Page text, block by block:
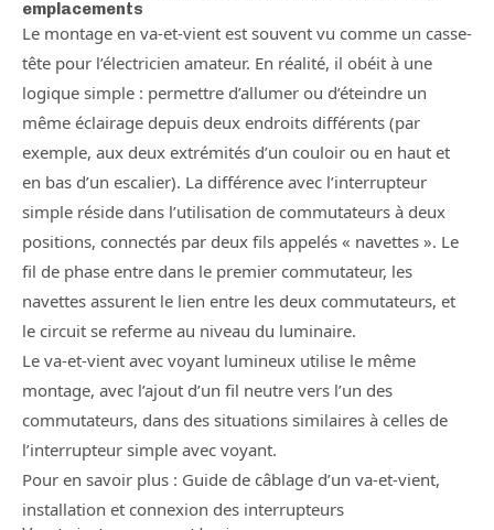
emplacements
Le montage en va-et-vient est souvent vu comme un casse-
tête pour l’électricien amateur. En réalité, il obéit à une
logique simple : permettre d’allumer ou d’éteindre un
même éclairage depuis deux endroits différents (par
exemple, aux deux extrémités d’un couloir ou en haut et
en bas d’un escalier). La différence avec l’interrupteur
simple réside dans l’utilisation de commutateurs à deux
positions, connectés par deux fils appelés « navettes ». Le
fil de phase entre dans le premier commutateur, les
navettes assurent le lien entre les deux commutateurs, et
le circuit se referme au niveau du luminaire.
Le va-et-vient avec voyant lumineux utilise le même
montage, avec l’ajout d’un fil neutre vers l’un des
commutateurs, dans des situations similaires à celles de
l’interrupteur simple avec voyant.
Pour en savoir plus : Guide de câblage d’un va-et-vient,
installation et connexion des interrupteurs